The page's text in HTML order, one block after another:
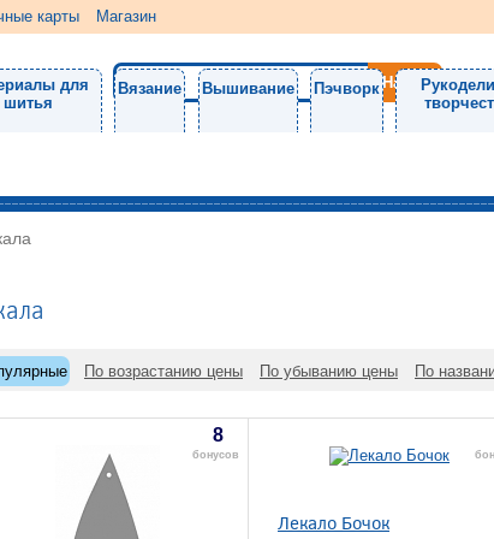
карты Магазин
для
шитья
Вязание Вышивание Пэчворк
По возрастанию цены По убыванию цены По
8
бонусов
Лекало Бочок